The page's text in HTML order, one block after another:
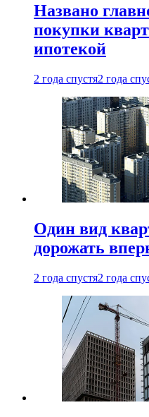
Названо
покупки
ипотекой
2 года спустя2 года
Один вид
дорожать
2 года спустя2 года